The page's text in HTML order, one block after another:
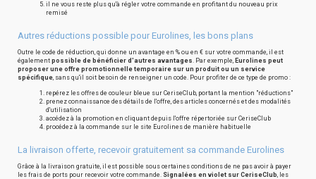
il ne vous reste plus qu'à régler votre commande en profitant du nouveau prix
remisé
Autres réductions possible pour Eurolines, les bons plans
Outre le code de réduction, qui donne un avantage en % ou en € sur votre commande, il est
également possible de bénéficier d'autres avantages. Par exemple, Eurolines peut
proposer une offre promotionnelle temporaire sur un produit ou un service
spécifique, sans qu'il soit besoin de renseigner un code. Pour profiter de ce type de promo :
repérez les offres de couleur bleue sur CeriseClub, portant la mention "réductions"
prenez connaissance des détails de l'offre, des articles concernés et des modalités
d'utilisation
accédez à la promotion en cliquant depuis l'offre répertoriée sur CeriseClub
procédez à la commande sur le site Eurolines de manière habituelle
La livraison offerte, recevoir gratuitement sa commande Eurolines
Grâce à la livraison gratuite, il est possible sous certaines conditions de ne pas avoir à payer
les frais de ports pour recevoir votre commande. Signalées en violet sur CeriseClub, les